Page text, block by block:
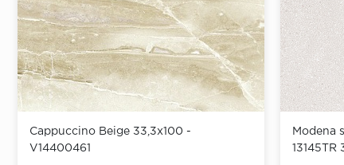
Cappuccino Beige 33,3x100 -
V14400461
Modena